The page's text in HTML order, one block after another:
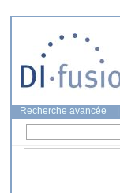
Recherche avancée